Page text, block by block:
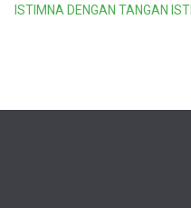
ISTIMNA DENGAN TANGAN